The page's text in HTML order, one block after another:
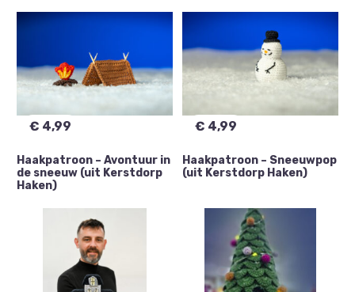
€ 4,99
Haakpatroon – Avontuur in
de sneeuw (uit Kerstdorp
Haken)
€ 4,99
Haakpatroon – Sneeuwpop
(uit Kerstdorp Haken)